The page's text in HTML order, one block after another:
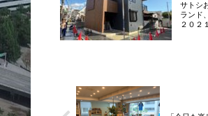
サトシ
ランド
２０２